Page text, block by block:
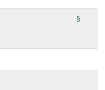
§